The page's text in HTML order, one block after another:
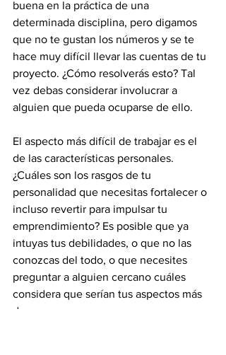
buena en la práctica de una
determinada disciplina, pero digamos
que no te gustan los números y se te
hace muy difícil llevar las cuentas de tu
proyecto. ¿Cómo resolverás esto? Tal
vez debas considerar involucrar a
alguien que pueda ocuparse de ello.
El aspecto más difícil de trabajar es el
de las características personales.
¿Cuáles son los rasgos de tu
personalidad que necesitas fortalecer o
incluso revertir para impulsar tu
emprendimiento? Es posible que ya
intuyas tus debilidades, o que no las
conozcas del todo, o que necesites
preguntar a alguien cercano cuáles
considera que serían tus aspectos más
densos.